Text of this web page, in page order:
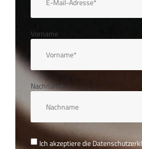
Vorname
Nachname
Ich akzeptiere die